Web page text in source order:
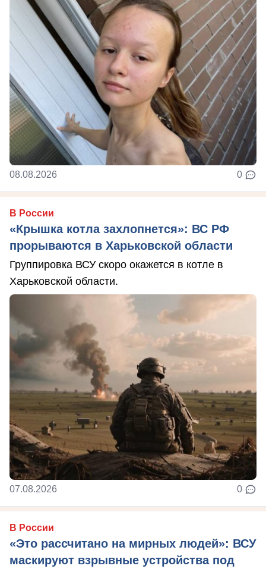
08.08.2026 0
В России
«Крышка котла захлопнется»: ВС РФ
прорываются в Харьковской области
Группировка ВСУ скоро окажется в котле в
Харьковской области.
07.08.2026 0
В России
«Это рассчитано на мирных людей»: ВСУ
маскируют взрывные устройства под